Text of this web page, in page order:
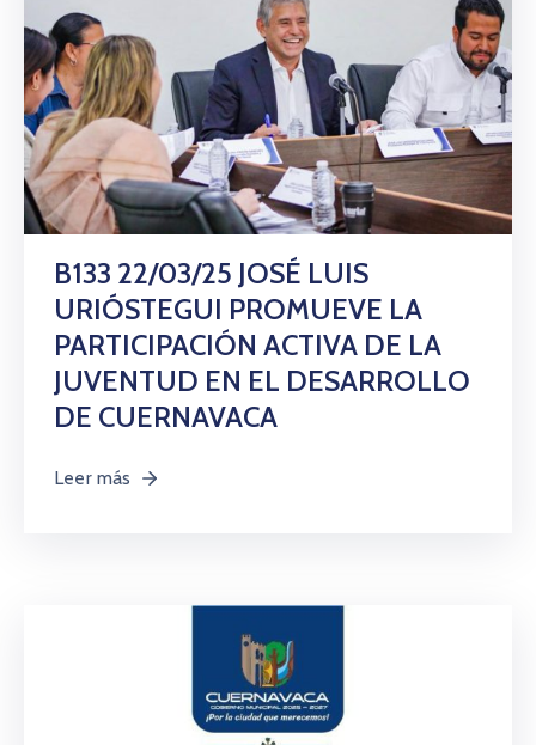
B133 22/03/25 JOSÉ LUIS
URIÓSTEGUI PROMUEVE LA
PARTICIPACIÓN ACTIVA DE LA
JUVENTUD EN EL DESARROLLO
DE CUERNAVACA
Leer más